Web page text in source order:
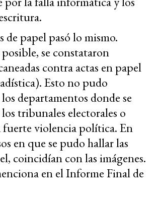
de papel pasó lo mismo.
se constataron
contra actas en papel
Esto no pudo
departamentos donde se
tribunales electorales o
fuerte violencia política. En
en que se pudo hallar las
coincidían con las imágenes.
en el Informe Final de